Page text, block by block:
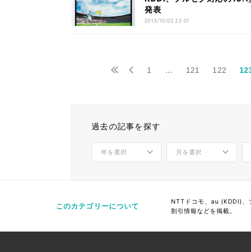
発表
2013/10/02 22:07
1 … 121 122
過去の記事を探す
このカテゴリーについて
NTTドコモ、au (KDDI)、
割引情報などを掲載。